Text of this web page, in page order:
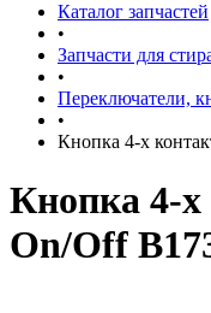
Каталог запчастей
•
Запчасти для
•
Переключатели,
•
Кнопка 4-х
Кнопка 4-х
On/Off